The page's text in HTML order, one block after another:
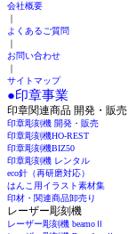
会社概要
｜
よくあるご質問
｜
お問い合わせ
｜
サイトマップ
●印章事業
印章関連商品 開発・販売
印章彫刻機 開発・販売
印章彫刻機HO-REST
印章彫刻機BIZ50
印章彫刻機 レンタル
eco針（再研磨対応）
はんこ用イラスト素材集
印材・関連商品卸売り
レーザー彫刻機
レーザー彫刻機 beamoⅡ